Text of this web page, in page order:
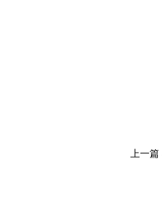
上一篇